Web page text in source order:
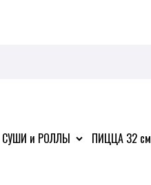
СУШИ и РОЛЛЫ ПИЦЦА 32 см